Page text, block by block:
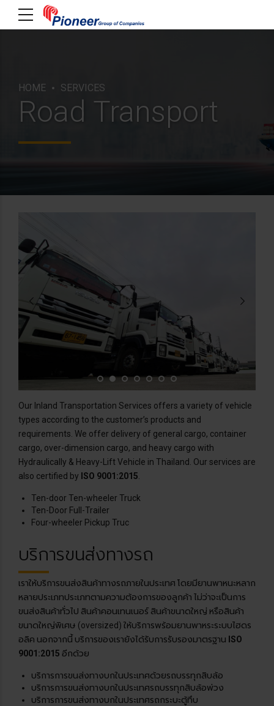
HOME SERVICES
Road Transport
Our Inland Transportation Services offers a variety of vehicle
types according to the customer’s products and
requirements. We offer delivery of general cargo, container
cargo, over-dimension cargo, and heavy cargo with
Hydraulically & Heavy-Lift Vehicle in Thailand. Our services are
also certified by ISO 9001:2015
Ten-door Ten-wheeler Truck
Ten-Door Full-Trailer
Four-wheeler Pickup Truc
บริการขนส่งทางรถ
เราให้บริการขนส่งสินค้าทางรถภายในประเทศ โดยมียานพาหนะหลาก
หลายประเภทประเภทตามความต้องการของลูกค้า ไม่ว่าจะเป็นการ
ขนส่งสินค้าทั่วไป สินค้าคอนเทนเนอร์ สินค้าขนาดใหญ่ หรือสินค้า
ขนาดใหญ่พิเศษ (oversized) ให้บริการพร้อมยานพาหระระบบไฮดร
อลิค นอกจากนี้ บริการของเรายังได้รับการรับรองมาตรฐาน ISO
9001:2015 อีกด้วย
บริการการขนส่งทางบกในประเทศด้วยรถบรรทุกสิบล้อ
บริการการขนส่งทางบกในประเทศรถบรรทุกสิบล้อพ่วง
บริการการขนส่งทางบกในประเทศรถกระบะตู้ทึบ